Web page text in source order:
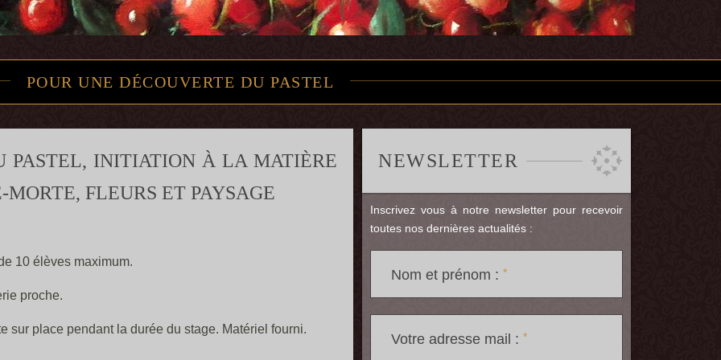
POUR UNE DÉCOUVERTE DU PASTEL
PASTEL, INITIATION À LA MATIÈRE
FLEURS ET PAYSAGE
10 élèves maximum.
proche.
sur place pendant la durée du stage. Matériel fourni.
NEWSLETTER
Inscrivez vous à notre newsletter pour recevoir
toutes nos dernières actualités :
Nom et prénom :
Votre adresse mail :